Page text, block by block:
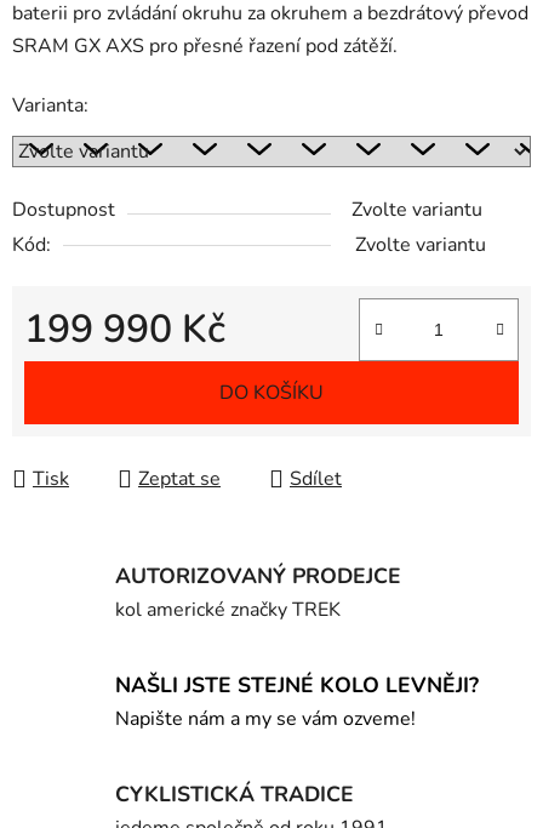
baterii pro zvládání okruhu za okruhem a bezdrátový převod
SRAM GX AXS pro přesné řazení pod zátěží.
Varianta:
Dostupnost
Zvolte variantu
Kód:
Zvolte variantu
199 990 Kč
Měrná cena:
DO KOŠÍKU
Tisk Zeptat se Sdílet
AUTORIZOVANÝ PRODEJCE
kol americké značky TREK
NAŠLI JSTE STEJNÉ KOLO LEVNĚJI?
Napište nám a my se vám ozveme!
CYKLISTICKÁ TRADICE